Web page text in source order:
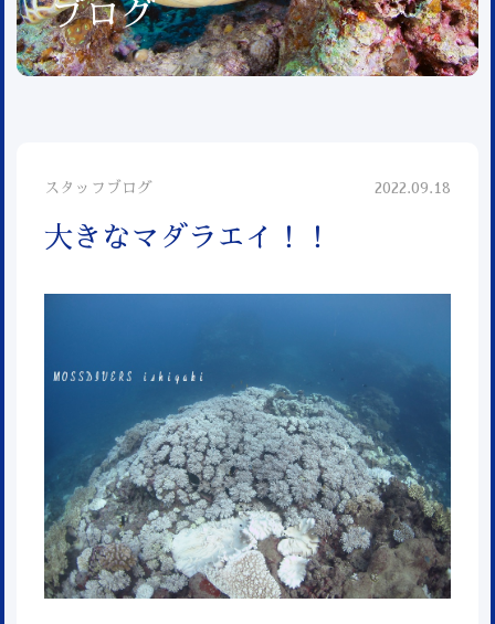
ブログ
スタッフブログ 2022.09.18
大きなマダラエイ！！